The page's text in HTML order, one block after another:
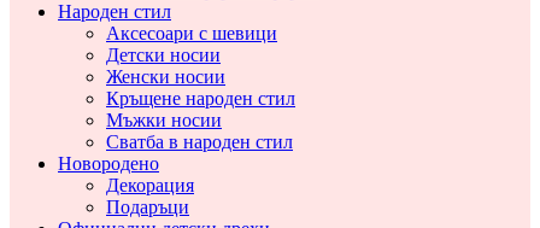
Народен стил
Аксесоари с шевици
Детски носии
Женски носии
Кръщене народен стил
Мъжки носии
Сватба в народен стил
Новородено
Декорация
Подаръци